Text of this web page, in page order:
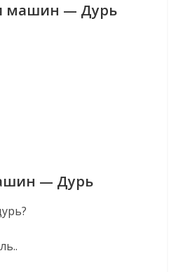
машин — Дурь
— Дурь